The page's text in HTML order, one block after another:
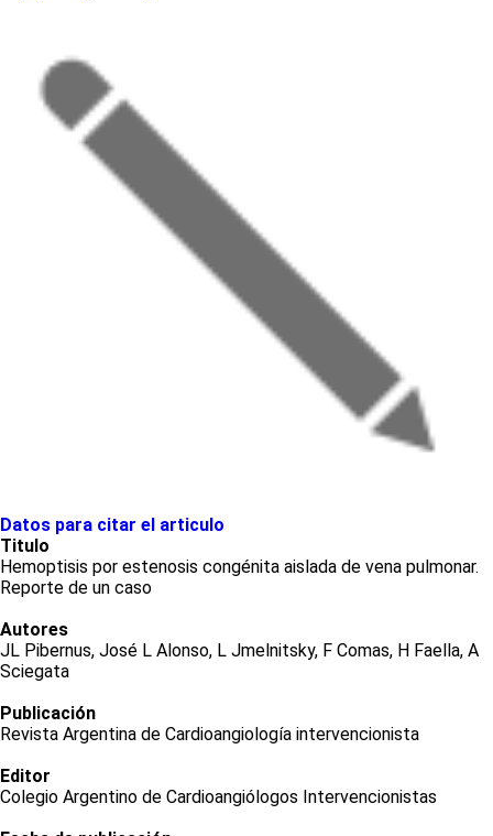
Datos para citar el articulo
Titulo
Hemoptisis por estenosis congénita aislada de vena pulmonar.
Reporte de un caso
Autores
JL Pibernus, José L Alonso, L Jmelnitsky, F Comas, H Faella, A
Sciegata
Publicación
Revista Argentina de Cardioangiología intervencionista
Editor
Colegio Argentino de Cardioangiólogos Intervencionistas